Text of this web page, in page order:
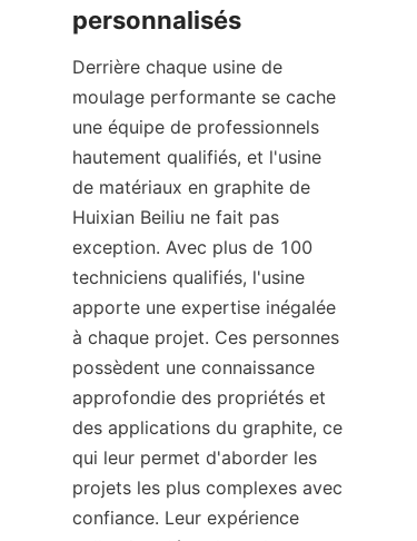
personnalisés
Derrière chaque usine de
moulage performante se cache
une équipe de professionnels
hautement qualifiés, et l'usine
de matériaux en graphite de
Huixian Beiliu ne fait pas
exception. Avec plus de 100
techniciens qualifiés, l'usine
apporte une expertise inégalée
à chaque projet. Ces personnes
possèdent une connaissance
approfondie des propriétés et
des applications du graphite, ce
qui leur permet d'aborder les
projets les plus complexes avec
confiance. Leur expérience